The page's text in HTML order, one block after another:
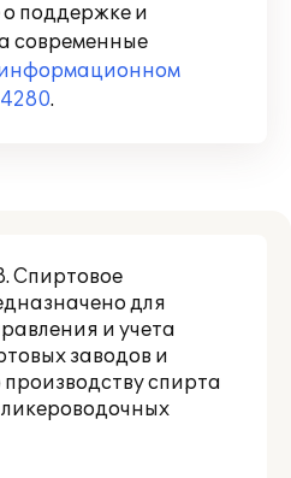
поддержке и
современные
.
Спиртовое
для
и учета
заводов и
спирта